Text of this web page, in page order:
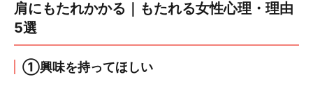
肩にもたれかかる｜もたれる女性心理・理由
5選
①興味を持ってほしい